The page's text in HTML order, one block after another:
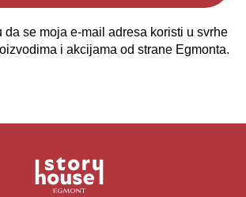
se moja e-mail adresa koristi u svrhe
i akcijama od strane Egmonta.